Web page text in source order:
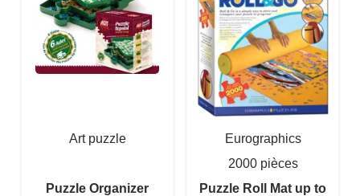
Art puzzle
Puzzle Organizer
Eurographics
2000 pièces
Puzzle Roll Mat up to